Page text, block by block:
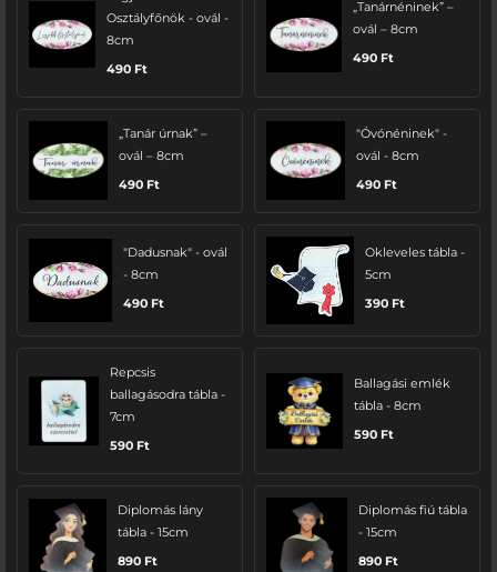
Osztályfőnök - ovál -
8cm
490 Ft
„Tanárnéninek” –
ovál – 8cm
490 Ft
„Tanár úrnak” –
ovál – 8cm
490 Ft
"Óvónéninek" -
ovál - 8cm
490 Ft
"Dadusnak" - ovál
- 8cm
490 Ft
Okleveles tábla -
5cm
390 Ft
Repcsis
ballagásodra tábla -
7cm
590 Ft
Ballagási emlék
tábla - 8cm
590 Ft
Diplomás lány
tábla - 15cm
890 Ft
Diplomás fiú tábla
- 15cm
890 Ft